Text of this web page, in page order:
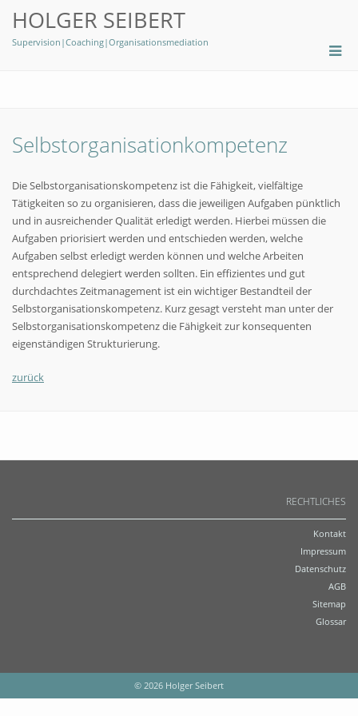
HOLGER SEIBERT
Supervision|Coaching|Organisationsmediation
Selbstorganisationkompetenz
Die Selbstorganisationskompetenz ist die Fähigkeit, vielfältige
Tätigkeiten so zu organisieren, dass die jeweiligen Aufgaben pünktlich
und in ausreichender Qualität erledigt werden. Hierbei müssen die
Aufgaben priorisiert werden und entschieden werden, welche
Aufgaben selbst erledigt werden können und welche Arbeiten
entsprechend delegiert werden sollten. Ein effizientes und gut
durchdachtes Zeitmanagement ist ein wichtiger Bestandteil der
Selbstorganisationskompetenz. Kurz gesagt versteht man unter der
Selbstorganisationskompetenz die Fähigkeit zur konsequenten
eigenständigen Strukturierung.
zurück
RECHTLICHES
Kontakt
Impressum
Datenschutz
AGB
Sitemap
Glossar
© 2026 Holger Seibert